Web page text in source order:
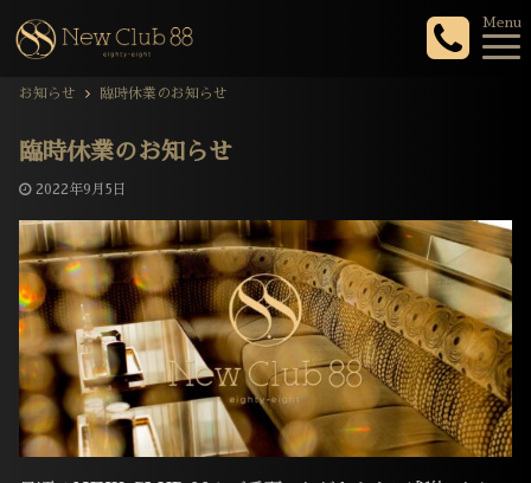
Menu
お知らせ 臨時休業のお知らせ
臨時休業のお知らせ
2022年9月5日